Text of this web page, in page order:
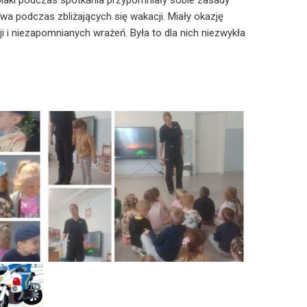
podczas zbliżających się wakacji. Miały okazję
wrażeń. Była to dla nich niezwykła